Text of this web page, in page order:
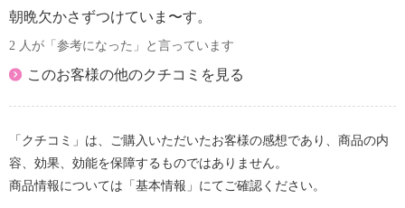
朝晩欠かさずつけていま〜す。
2 人が「参考になった」と言っています
このお客様の他のクチコミを見る
「クチコミ」は、ご購入いただいたお客様の感想であり、商品の内
容、効果、効能を保障するものではありません。
商品情報については「基本情報」にてご確認ください。